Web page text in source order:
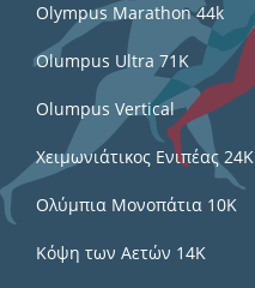
Olympus Marathon 44k
Olumpus Ultra 71K
Olumpus Vertical
Χειμωνιάτικος Ενιπέας 24Κ
Ολύμπια Μονοπάτια 10Κ
Κόψη των Αετών 14Κ